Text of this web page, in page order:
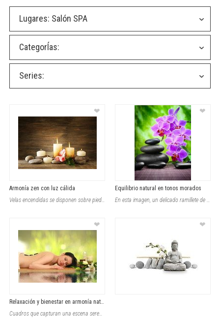
Lugares: Salón SPA
CategorÍas:
Series:
❤
Armonía zen con luz cálida
Velas encendidas se disponen sobre piedras lisas, acompañadas por flores rosas
❤
Equilibrio natural en tonos morados
En esta imagen, un delicado ramillete de orquídeas moradas destaca con eleganci
❤
Relaxación y bienestar en armonía natural
Cuadros que capturan una escena serena de relajación, donde una mujer recostada
❤